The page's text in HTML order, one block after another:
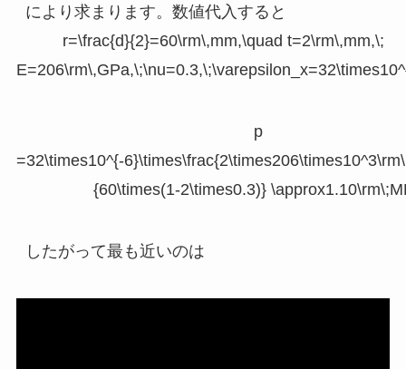
により求まります。数値代入すると
r=\frac{d}{2}=60\rm\,mm,\quad t=2\rm\,mm,\;
p
=32\times10^{-
{60\times(1-2\times0.3)}
したがって最も近いのは